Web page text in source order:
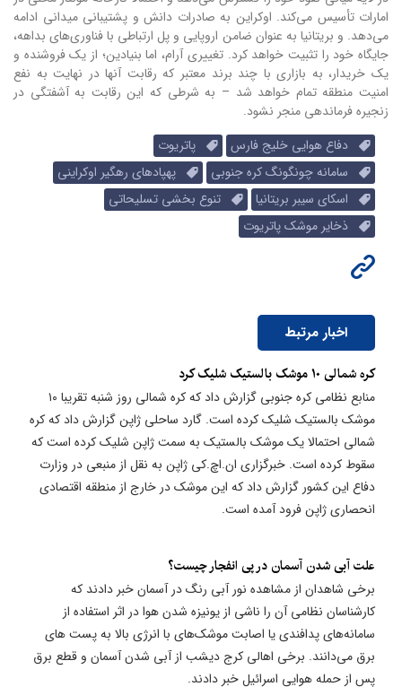
امارات تأسیس می‌کند. اوکراین به صادرات دانش و پشتیبانی میدانی ادامه
می‌دهد. و بریتانیا به عنوان ضامن اروپایی و پل ارتباطی با فناوری‌های بداهه،
جایگاه خود را تثبیت خواهد کرد. تغییری آرام، اما بنیادین؛ از یک فروشنده و
یک خریدار، به بازاری با چند برند معتبر که رقابت آنها در نهایت به نفع
امنیت منطقه تمام خواهد شد – به شرطی که این رقابت به آشفتگی در
زنجیره فرماندهی منجر نشود.
دفاع هوایی خلیج فارس
پاتریوت
سامانه چونگونگ کره جنوبی
پهپادهای رهگیر اوکراینی
اسکای سیبر بریتانیا
تنوع بخشی تسلیحاتی
ذخایر موشک پاتریوت
اخبار مرتبط
​کره شمالی ۱۰ موشک بالستیک شلیک کرد
منابع نظامی کره جنوبی گزارش داد که کره شمالی روز شنبه تقریبا ۱۰
موشک بالستیک شلیک کرده است. گارد ساحلی ژاپن گزارش داد که کره
شمالی احتمالا یک موشک بالستیک به سمت ژاپن شلیک کرده است که
سقوط کرده است. خبرگزاری ان.اچ.کی ژاپن به نقل از منبعی در وزارت
دفاع این کشور گزارش داد که این موشک در خارج از منطقه اقتصادی
انحصاری ژاپن فرود آمده است.
علت آبی شدن آسمان در پی انفجار چیست؟
برخی شاهدان از مشاهده نور آبی رنگ در آسمان خبر دادند که
کارشناسان نظامی آن را ناشی از یونیزه شدن هوا در اثر استفاده از
سامانه‌های پدافندی یا اصابت موشک‌های با انرژی بالا به پست های
برق می‌دانند. برخی اهالی کرج دیشب از آبی شدن آسمان و قطع برق
پس از حمله هوایی اسرائیل خبر دادند.